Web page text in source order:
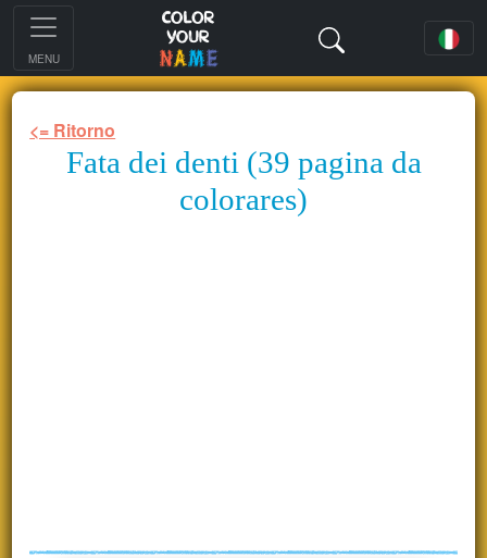
MENU
<= Ritorno
Fata dei denti (39 pagina da
colorares)